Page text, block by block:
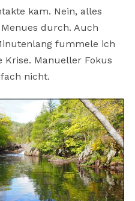
kam. Nein, alles
durch. Auch
fummele ich
Manueller Fokus
nicht.